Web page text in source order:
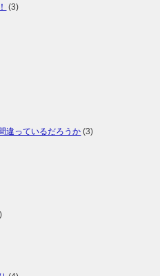
(3)
違っているだろうか (3)